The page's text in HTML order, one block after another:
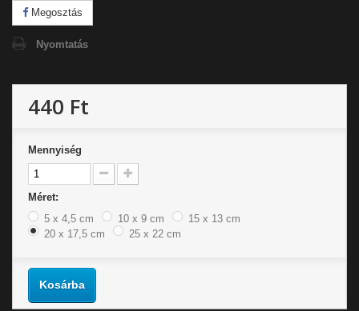
Megosztás
Nyomtatás
440 Ft
Mennyiség
Méret:
5 x 4,5 cm
10 x 9 cm
15 x 13 cm
20 x 17,5 cm
25 x 22 cm
Kosárba